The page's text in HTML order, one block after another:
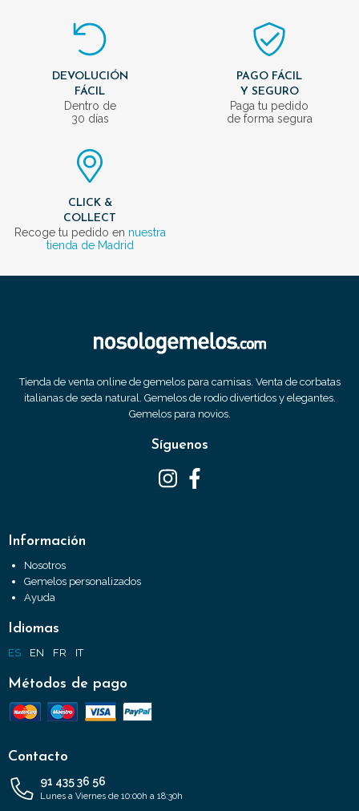
DEVOLUCIÓN
FÁCIL
Dentro de
30 días
PAGO FÁCIL
Y SEGURO
Paga tu pedido
de forma segura
CLICK &
COLLECT
Recoge tu pedido en nuestra
tienda de Madrid
Tienda de venta online de gemelos para camisas. Venta de corbatas
italianas de seda natural. Gemelos de rodio divertidos y elegantes.
Gemelos para novios.
Síguenos
Información
Nosotros
Gemelos personalizados
Ayuda
Idiomas
ES EN FR IT
Métodos de pago
Contacto
91 435 36 56
Lunes a Viernes de 10:00h a 18:30h